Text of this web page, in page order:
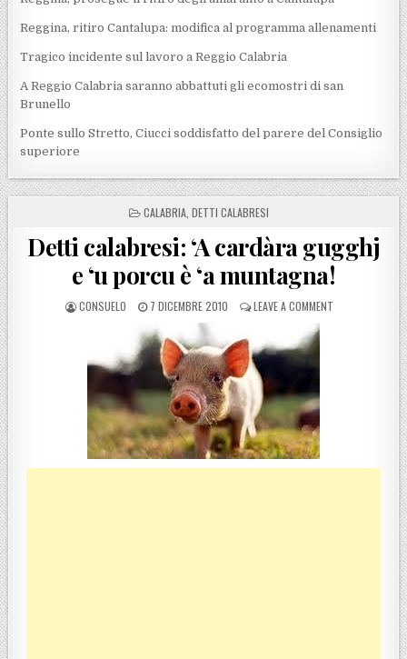
Reggina, ritiro Cantalupa: modifica al programma allenamenti
Tragico incidente sul lavoro a Reggio Calabria
A Reggio Calabria saranno abbattuti gli ecomostri di san
Brunello
Ponte sullo Stretto, Ciucci soddisfatto del parere del Consiglio
superiore
POSTED IN
CALABRIA DETTI CALABRESI
Detti calabresi: ‘A cardàra gugghj
e ‘u porcu è ‘a muntagna!
POSTED BY
CONSUELO POSTED ON
7 DICEMBRE 2010 LEAVE A COMMENTON DETTI